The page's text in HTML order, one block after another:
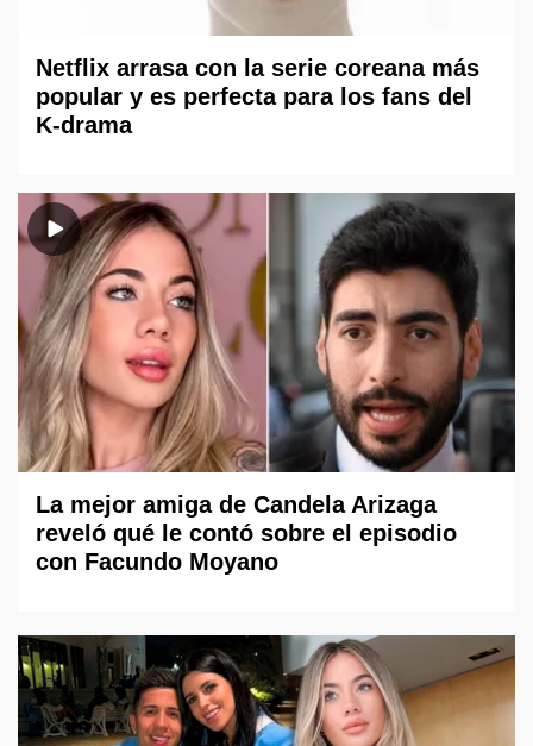
Netflix arrasa con la serie coreana más
popular y es perfecta para los fans del
K-drama
La mejor amiga de Candela Arizaga
reveló qué le contó sobre el episodio
con Facundo Moyano